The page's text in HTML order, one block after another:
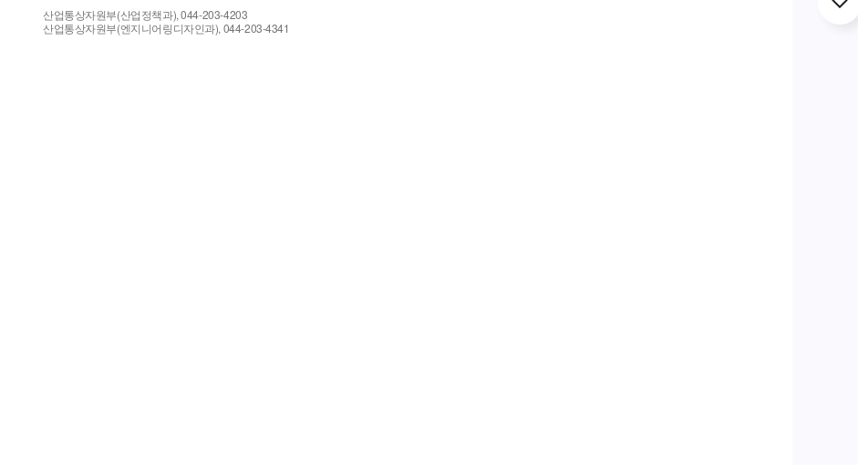
산업통상자원부(산업정책과), 044-203-4203
산업통상자원부(엔지니어링디자인과), 044-203-4341